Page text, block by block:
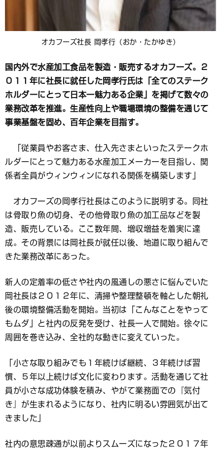
オカフーズ社長 岡孝行（おか・たかゆき）
国内外で水産加工食品を製造・販売するオカフーズ。２
０１１年に社長に就任した岡孝行氏は「全てのステーク
ホルダーにとって日本一魅力ある企業」を掲げて数々の
業務改革を推進。生産性向上や職場環境の整備を通じて
事業基盤を固め、百年企業を目指す。
「従業員やお客さま、仕入先さまといったステークホ
ルダーにとって魅力ある水産加工メーカーを目指し、関
係者全員がウィンウィンになれる関係を構築します」
オカフーズの岡孝行社長はこのように説明する。同社
は骨取り魚の切身、その他骨取り魚の加工品などを製
造、販売している。ここ数年間、増収増益を着実に達
成。その背景には岡社長が就任以後、地道に取り組んで
きた業務改革にあった。
新人の定着率の低さや社内の風通しの悪さに悩んでいた
岡社長は２０１２年に、清掃や整理整頓を軸とした朝礼
後の環境整備活動を開始。当初は「こんなことをやって
もムダ」と社内の反発を受け、社長一人で開始。徐々に
周囲を巻き込み、全社的な動きに変えていった。
「小さな取り組みでも１年続けば継続、３年続けば習
慣、５年以上続けば文化に変わります。活動を通じて社
員が小さな成功体験を積み、やがて業務面での『気付
き』が生まれるようになり、社内に明るい雰囲気が出て
きました」
社内の意思疎通が以前よりスムーズになった２０１７年